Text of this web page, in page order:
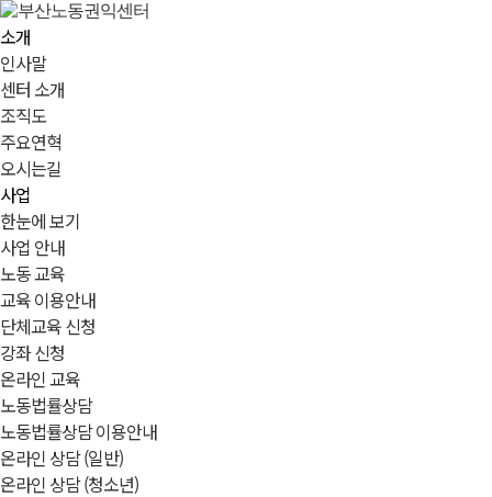
소개
인사말
센터 소개
조직도
주요연혁
오시는길
사업
한눈에 보기
사업 안내
노동 교육
교육 이용안내
단체교육 신청
강좌 신청
온라인 교육
노동법률상담
노동법률상담 이용안내
온라인 상담 (일반)
온라인 상담 (청소년)